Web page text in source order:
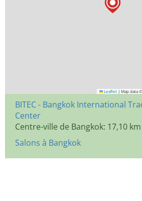
Leaflet | Map data ©
BITEC - Bangkok International
Center
Centre-ville de Bangkok: 17,10
Salons à Bangkok